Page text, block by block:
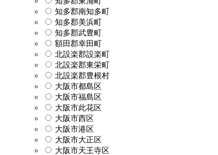
知多郡南知多町
知多郡美浜町
知多郡武豊町
額田郡幸田町
北設楽郡設楽町
北設楽郡東栄町
北設楽郡豊根村
大阪市都島区
大阪市福島区
大阪市此花区
大阪市西区
大阪市港区
大阪市大正区
大阪市天王寺区